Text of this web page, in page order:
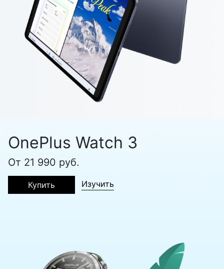
OnePlus Watch 3
От 21 990 руб.
Купить Изучить